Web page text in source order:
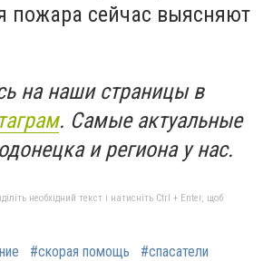
пожара сейчас выясняют
на наши страницы в
. Самые актуальные
и региона у нас.
необхідний текст і натисніть Ctrl + Enter, щоб
#скорая помощь #спасатели